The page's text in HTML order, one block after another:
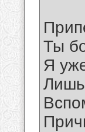
Ты
Я